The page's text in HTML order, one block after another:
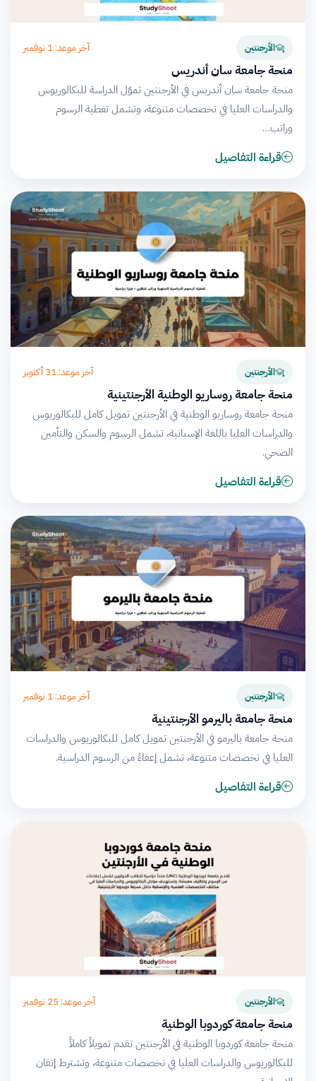
الأرجنتين آخر موعد: 1 نوفمبر
منحة جامعة سان أندريس
منحة جامعة سان أندريس في الأرجنتين تموّل الدراسة للبكالوريوس
والدراسات العليا في تخصصات متنوعة، وتشمل تغطية الرسوم
وراتب…
قراءة التفاصيل
الأرجنتين آخر موعد: 31 أكتوبر
منحة جامعة روساريو الوطنية الأرجنتينية
منحة جامعة روساريو الوطنية في الأرجنتين تمويل كامل للبكالوريوس
والدراسات العليا باللغة الإسبانية، تشمل الرسوم والسكن والتأمين
الصحي.
قراءة التفاصيل
الأرجنتين آخر موعد: 1 نوفمبر
منحة جامعة باليرمو الأرجنتينية
منحة جامعة باليرمو في الأرجنتين تمويل كامل للبكالوريوس والدراسات
العليا في تخصصات متنوعة، تشمل إعفاءً من الرسوم الدراسية.
قراءة التفاصيل
الأرجنتين آخر موعد: 25 نوفمبر
منحة جامعة كوردوبا الوطنية
منحة جامعة كوردوبا الوطنية في الأرجنتين تقدم تمويلاً كاملاً
للبكالوريوس والدراسات العليا في تخصصات متنوعة، وتشترط إتقان